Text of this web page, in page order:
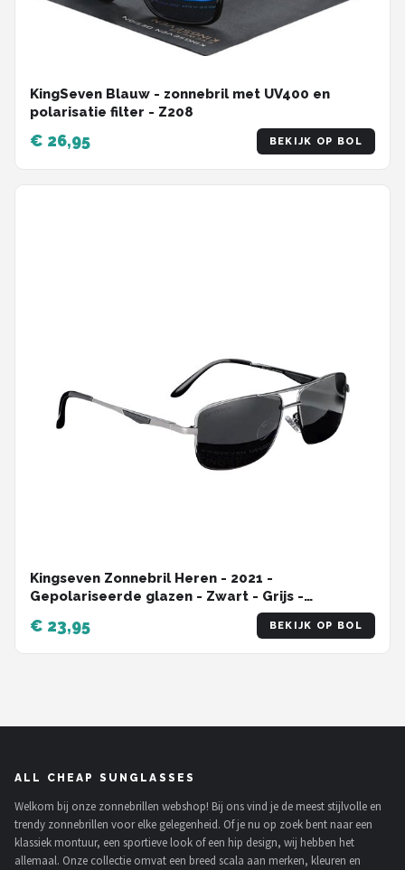
KingSeven Blauw - zonnebril met UV400 en
polarisatie filter - Z208
€ 26,95 BEKIJK OP BOL
Kingseven Zonnebril Heren - 2021 -
Gepolariseerde glazen - Zwart - Grijs -
€ 23,95 BEKIJK OP BOL
ALL CHEAP SUNGLASSES
Welkom bij onze zonnebrillen webshop! Bij ons vind je de meest stijlvolle en
trendy zonnebrillen voor elke gelegenheid. Of je nu op zoek bent naar een
klassiek montuur, een sportieve look of een hip design, wij hebben het
allemaal. Onze collectie omvat een breed scala aan merken, kleuren en